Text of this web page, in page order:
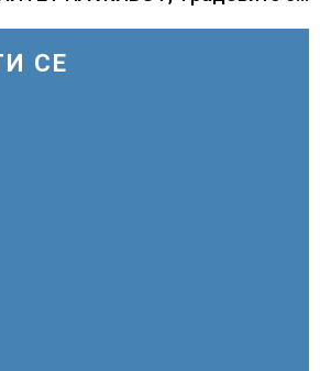
од фактори
СЕ